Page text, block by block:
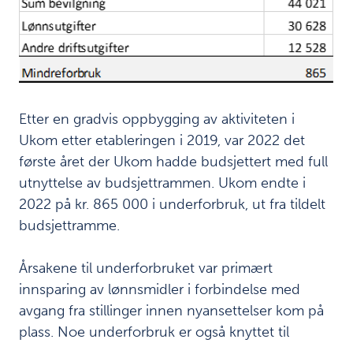
r
n
o
i
o
r
m
a
s
j
o
s
i
k
k
Etter en gradvis oppbygging av aktiviteten i
Ukom etter etableringen i 2019, var 2022 det
første året der Ukom hadde budsjettert med full
utnyttelse av budsjettrammen. Ukom endte i
2022 på kr. 865 000 i underforbruk, ut fra tildelt
budsjettramme.
Årsakene til underforbruket var primært
innsparing av lønnsmidler i forbindelse med
avgang fra stillinger innen nyansettelser kom på
plass. Noe underforbruk er også knyttet til